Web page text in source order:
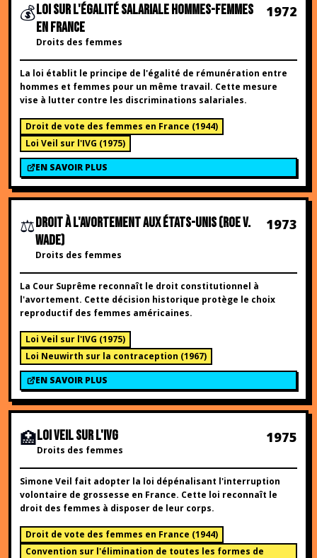
💰LOI SUR L'ÉGALITÉ SALARIALE HOMMES-FEMMES
EN FRANCE
Droits des femmes
1972
La loi établit le principe de l'égalité de rémunération entre
hommes et femmes pour un même travail. Cette mesure
vise à lutter contre les discriminations salariales.
Droit de vote des femmes en France (1944)
Loi Veil sur l'IVG (1975)
EN SAVOIR PLUS
⚖️DROIT À L'AVORTEMENT AUX ÉTATS-UNIS (ROE V.
WADE)
Droits des femmes
1973
La Cour Suprême reconnaît le droit constitutionnel à
l'avortement. Cette décision historique protège le choix
reproductif des femmes américaines.
Loi Veil sur l'IVG (1975)
Loi Neuwirth sur la contraception (1967)
EN SAVOIR PLUS
🏥LOI VEIL SUR L'IVG
Droits des femmes
1975
Simone Veil fait adopter la loi dépénalisant l'interruption
volontaire de grossesse en France. Cette loi reconnaît le
droit des femmes à disposer de leur corps.
Droit de vote des femmes en France (1944)
Convention sur l'élimination de toutes les formes de